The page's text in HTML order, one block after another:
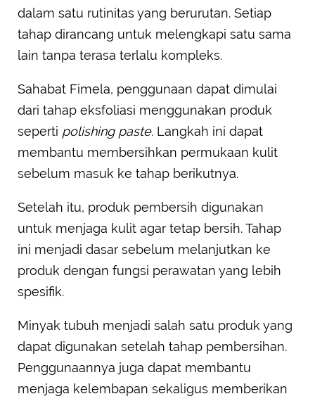
dalam satu rutinitas yang berurutan. Setiap
tahap dirancang untuk melengkapi satu sama
lain tanpa terasa terlalu kompleks.
Sahabat Fimela, penggunaan dapat dimulai
dari tahap eksfoliasi menggunakan produk
seperti polishing paste. Langkah ini dapat
membantu membersihkan permukaan kulit
sebelum masuk ke tahap berikutnya.
Setelah itu, produk pembersih digunakan
untuk menjaga kulit agar tetap bersih. Tahap
ini menjadi dasar sebelum melanjutkan ke
produk dengan fungsi perawatan yang lebih
spesifik.
Minyak tubuh menjadi salah satu produk yang
dapat digunakan setelah tahap pembersihan.
Penggunaannya juga dapat membantu
menjaga kelembapan sekaligus memberikan